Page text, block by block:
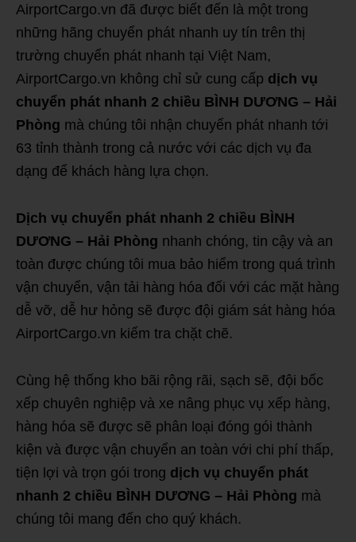
AirportCargo.vn đã được biết đến là một trong
những hãng chuyển phát nhanh uy tín trên thị
trường chuyển phát nhanh tại Việt Nam,
AirportCargo.vn không chỉ sử cung cấp dịch vụ
chuyển phát nhanh 2 chiều BÌNH DƯƠNG – Hải
Phòng mà chúng tôi nhận chuyển phát nhanh tới
63 tỉnh thành trong cả nước với các dịch vụ đa
dạng để khách hàng lựa chọn.
Dịch vụ chuyển phát nhanh 2 chiều BÌNH
DƯƠNG – Hải Phòng nhanh chóng, tin cậy và an
toàn được chúng tôi mua bảo hiểm trong quá trình
vận chuyển, vận tải hàng hóa đối với các mặt hàng
dễ vỡ, dễ hư hỏng sẽ được đội giám sát hàng hóa
AirportCargo.vn kiểm tra chặt chẽ.
Cùng hệ thống kho bãi rộng rãi, sạch sẽ, đội bốc
xếp chuyên nghiệp và xe nâng phục vụ xếp hàng,
hàng hóa sẽ được sẽ phân loại đóng gói thành
kiện và được vận chuyển an toàn với chi phí thấp,
tiện lợi và trọn gói trong dịch vụ chuyển phát
nhanh 2 chiều BÌNH DƯƠNG – Hải Phòng mà
chúng tôi mang đến cho quý khách.